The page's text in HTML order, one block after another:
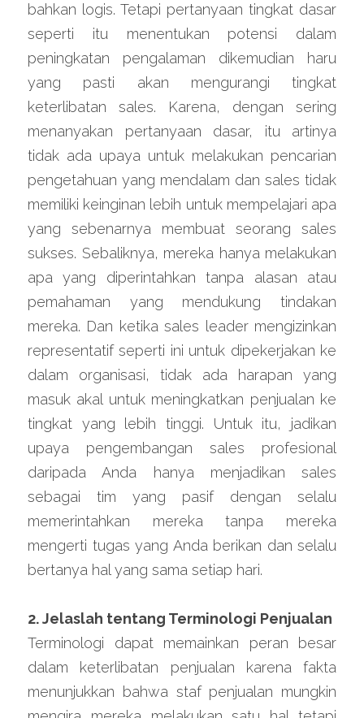
bahkan logis. Tetapi pertanyaan tingkat dasar
seperti itu menentukan potensi dalam
peningkatan pengalaman dikemudian haru
yang pasti akan mengurangi tingkat
keterlibatan sales. Karena, dengan sering
menanyakan pertanyaan dasar, itu artinya
tidak ada upaya untuk melakukan pencarian
pengetahuan yang mendalam dan sales tidak
memiliki keinginan lebih untuk mempelajari apa
yang sebenarnya membuat seorang sales
sukses. Sebaliknya, mereka hanya melakukan
apa yang diperintahkan tanpa alasan atau
pemahaman yang mendukung tindakan
mereka. Dan ketika sales leader mengizinkan
representatif seperti ini untuk dipekerjakan ke
dalam organisasi, tidak ada harapan yang
masuk akal untuk meningkatkan penjualan ke
tingkat yang lebih tinggi. Untuk itu, jadikan
upaya pengembangan sales profesional
daripada Anda hanya menjadikan sales
sebagai tim yang pasif dengan selalu
memerintahkan mereka tanpa mereka
mengerti tugas yang Anda berikan dan selalu
bertanya hal yang sama setiap hari.
2. Jelaslah tentang Terminologi Penjualan
Terminologi dapat memainkan peran besar
dalam keterlibatan penjualan karena fakta
menunjukkan bahwa staf penjualan mungkin